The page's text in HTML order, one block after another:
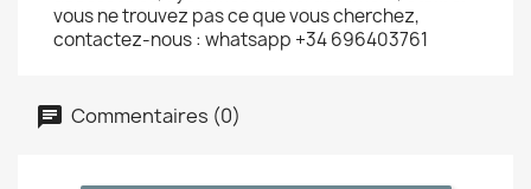
vous ne trouvez pas ce que vous cherchez,
contactez-nous : whatsapp +34 696403761
Commentaires (0)